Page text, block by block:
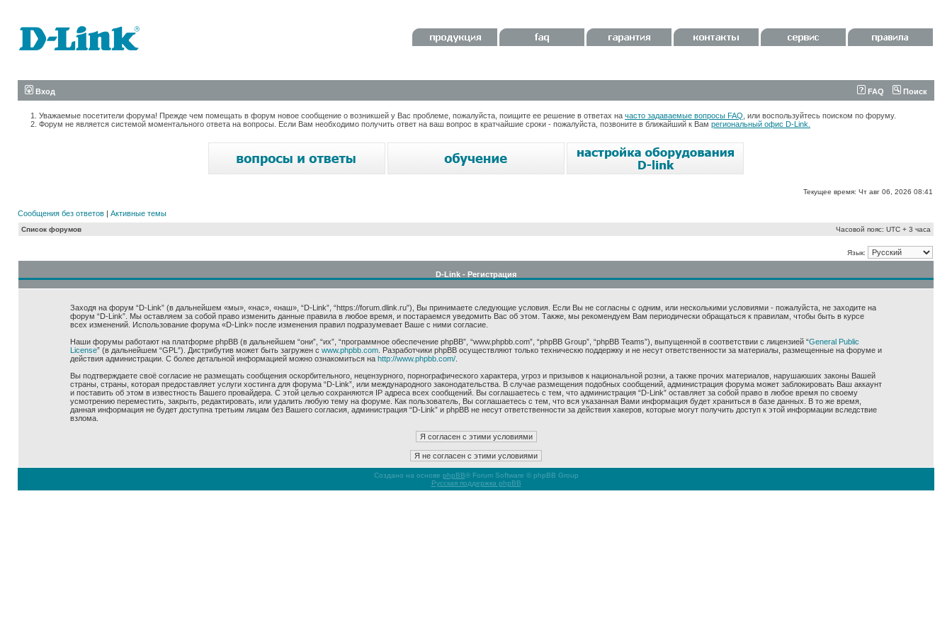
Вход FAQ Поиск
Уважаемые посетители форума! Прежде чем помещать в форум новое сообщение о возникшей у Вас проблеме, пожалуйста, поищите ее решение в ответах на часто задаваемые вопросы FAQ , или воспользуйтесь поиском по форуму.
Форум не является системой моментального ответа на вопросы. Если Вам необходимо получить ответ на ваш вопрос в кратчайшие сроки - пожалуйста, позвоните в ближайший к Вам региональный офис D-Link.
Текущее время: Чт авг 06, 2026 08:41
Сообщения без ответов | Активные темы
Список форумов Часовой пояс: UTC + 3 часа
Язык:
D-Link - Регистрация
Заходя на форум “D-Link” (в дальнейшем «мы», «нас», «наш», “D-Link”, “https://forum.dlink.ru”), Вы принимаете следующие условия. Если Вы не согласны с одним, или несколькими условиями - пожалуйста, не заходите на
форум “D-Link”. Мы оставляем за собой право изменить данные правила в любое время, и постараемся уведомить Вас об этом. Также, мы рекомендуем Вам периодически обращаться к правилам, чтобы быть в курсе
всех изменений. Использование форума «D-Link» после изменения правил подразумевает Ваше с ними согласие.
Наши форумы работают на платформе phpBB (в дальнейшем “они”, “их”, “программное обеспечение phpBB”, “www.phpbb.com”, “phpBB Group”, “phpBB Teams”), выпущенной в соответствии с лицензией “General Public
License” (в дальнейшем “GPL”). Дистрибутив может быть загружен с www.phpbb.com. Разработчики phpBB осуществляют только техническю поддержку и не несут ответственности за материалы, размещенные на форуме и
действия администрации. С более детальной информацией можно ознакомиться на http://www.phpbb.com/.
Вы подтверждаете своё согласие не размещать сообщения оскорбительного, нецензурного, порнографического характера, угроз и призывов к национальной розни, а также прочих материалов, нарушаюших законы Вашей
страны, страны, которая предоставляет услуги хостинга для форума “D-Link”, или международного законодательства. В случае размещения подобных сообщений, администрация форума может заблокировать Ваш аккаунт
и поставить об этом в известность Вашего провайдера. С этой целью сохраняются IP адреса всех сообщений. Вы соглашаетесь с тем, что администрация “D-Link” оставляет за собой право в любое время по своему
усмотрению переместить, закрыть, редактировать, или удалить любую тему на форуме. Как пользователь, Вы соглашаетесь с тем, что вся указанная Вами информация будет храниться в базе данных. В то же время,
данная информация не будет доступна третьим лицам без Вашего согласия, администрация “D-Link” и phpBB не несут ответственности за действия хакеров, которые могут получить доступ к этой информации вследствие
взлома.
Создано на основе phpBB® Forum Software © phpBB Group
Русская поддержка phpBB